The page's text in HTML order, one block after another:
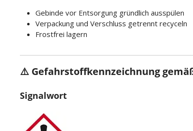
Gebinde vor Entsorgung gründlich ausspülen
Verpackung und Verschluss getrennt recyceln
Frostfrei lagern
⚠️ Gefahrstoffkennzeichnung
Signalwort